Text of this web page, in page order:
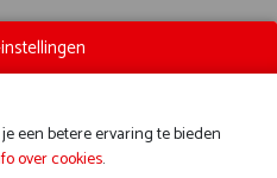
een betere ervaring te bieden
over cookies.